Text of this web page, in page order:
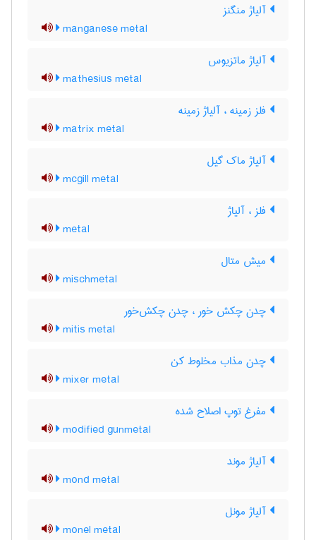
آلیاژ منگنز
manganese metal
آلیاژ ماتزیوس
mathesius metal
فلز زمینه ، آلیاژ زمینه
matrix metal
آلیاژ ماک گیل
mcgill metal
فلز ، آلیاژ
metal
میش متال
mischmetal
چدن چکش خور ، چدن چکش‌خور
mitis metal
چدن مذاب مخلوط کن
mixer metal
مفرغ توپ اصلاح شده
modified gunmetal
آلیاژ موند
mond metal
آلیاژ مونل
monel metal